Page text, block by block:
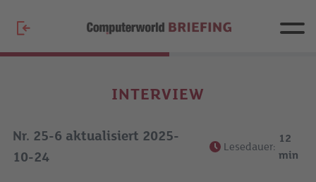
INTERVIEW
Nr. 25-6 aktualisiert 2025-
10-24
Lesedauer:
12
min